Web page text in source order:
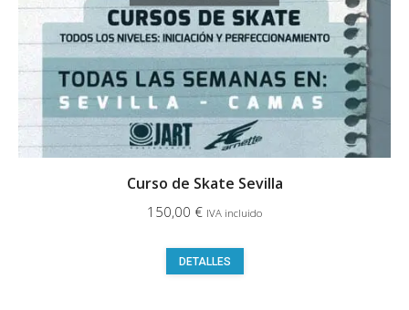
la
página
de
producto
Curso de Skate Sevilla
150,00 € IVA incluido
DETALLES